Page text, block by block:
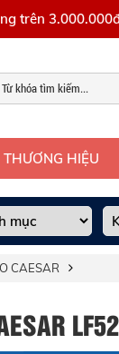
trên
THƯƠNG HIỆU
CAESAR